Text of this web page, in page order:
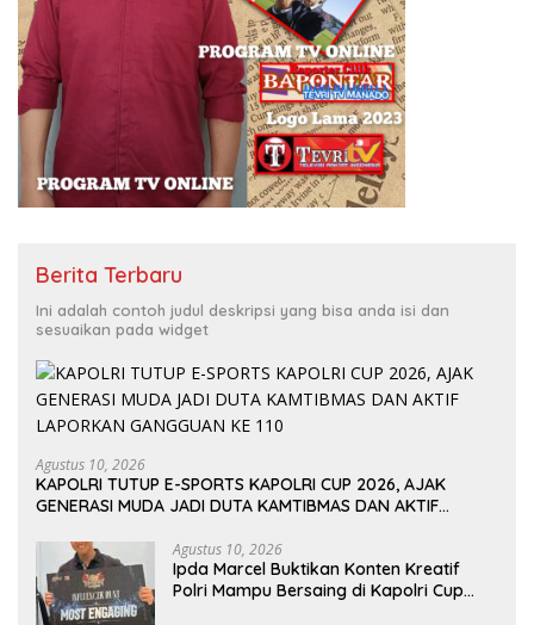
Berita Terbaru
Ini adalah contoh judul deskripsi yang bisa anda isi dan
sesuaikan pada widget
Agustus 10, 2026
KAPOLRI TUTUP E-SPORTS KAPOLRI CUP 2026, AJAK
GENERASI MUDA JADI DUTA KAMTIBMAS DAN AKTIF
Agustus 10, 2026
Ipda Marcel Buktikan Konten Kreatif
Polri Mampu Bersaing di Kapolri Cup